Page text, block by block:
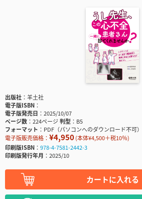
出版社
羊土社
電子版ISBN
電子版発売日
2025/10/07
ページ数
224ページ判型
B5
フォーマット
PDF（パソコンへのダウンロード不可）
電子版販売価格： ¥4,950(本体¥4,500＋税10％)
印刷版ISBN
978-4-7581-2442-3
印刷版発行年月
2025/10
カートに入れる